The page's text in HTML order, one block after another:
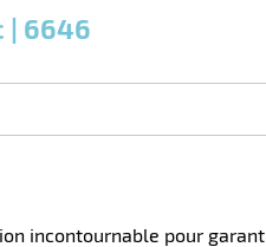
| 6646
incontournable pour